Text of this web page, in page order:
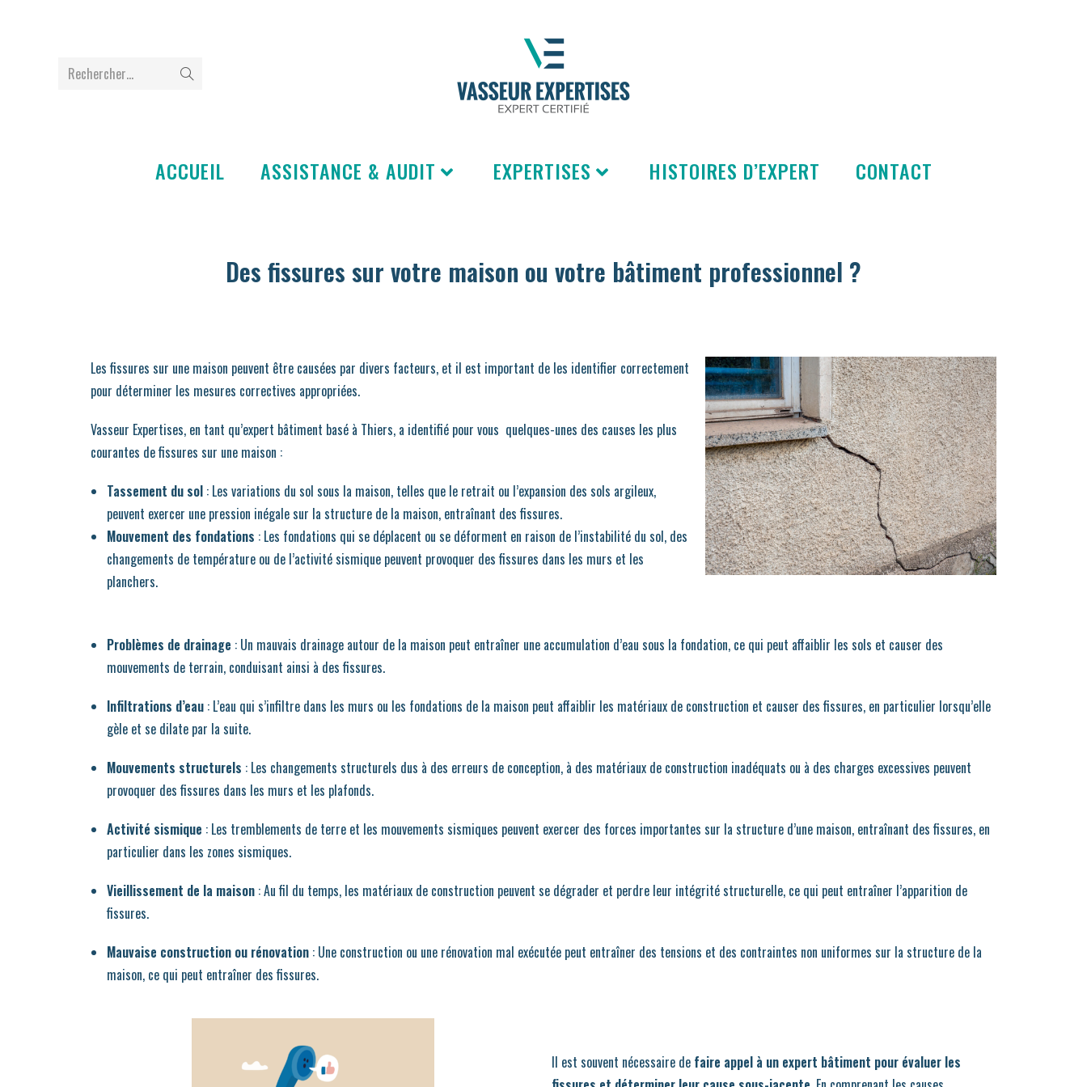
Rechercher…
ACCUEIL ASSISTANCE & AUDIT EXPERTISES HISTOIRES D’EXPERT CONTACT
Des fissures sur votre maison ou votre bâtiment professionnel ?
Les fissures sur une maison peuvent être causées par divers facteurs, et il est important de les identifier correctement
pour déterminer les mesures correctives appropriées.
Vasseur Expertises, en tant qu’expert bâtiment basé à Thiers, a identifié pour vous quelques-unes des causes les plus
courantes de fissures sur une maison :
Tassement du sol : Les variations du sol sous la maison, telles que le retrait ou l’expansion des sols argileux,
peuvent exercer une pression inégale sur la structure de la maison, entraînant des fissures.
Mouvement des fondations : Les fondations qui se déplacent ou se déforment en raison de l’instabilité du sol, des
changements de température ou de l’activité sismique peuvent provoquer des fissures dans les murs et les
planchers.
Problèmes de drainage : Un mauvais drainage autour de la maison peut entraîner une accumulation d’eau sous la fondation, ce qui peut affaiblir les sols et causer des
mouvements de terrain, conduisant ainsi à des fissures.
Infiltrations d’eau : L’eau qui s’infiltre dans les murs ou les fondations de la maison peut affaiblir les matériaux de construction et causer des fissures, en particulier lorsqu’elle
gèle et se dilate par la suite.
Mouvements structurels : Les changements structurels dus à des erreurs de conception, à des matériaux de construction inadéquats ou à des charges excessives peuvent
provoquer des fissures dans les murs et les plafonds.
Activité sismique : Les tremblements de terre et les mouvements sismiques peuvent exercer des forces importantes sur la structure d’une maison, entraînant des fissures, en
particulier dans les zones sismiques.
Vieillissement de la maison : Au fil du temps, les matériaux de construction peuvent se dégrader et perdre leur intégrité structurelle, ce qui peut entraîner l’apparition de
fissures.
Mauvaise construction ou rénovation : Une construction ou une rénovation mal exécutée peut entraîner des tensions et des contraintes non uniformes sur la structure de la
maison, ce qui peut entraîner des fissures.
Il est souvent nécessaire de faire appel à un expert bâtiment pour évaluer les